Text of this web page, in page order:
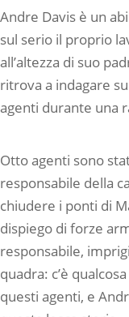
Andre Davis è un
sul serio il proprio
all’altezza di suo
ritrova a indagare
agenti durante una
Otto agenti sono
responsabile della
chiudere i ponti di
dispiego di forze
responsabile,
quadra: c’è
questi agenti, e